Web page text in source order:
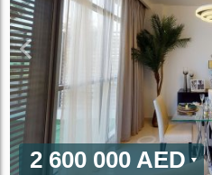
2 600 000 AED